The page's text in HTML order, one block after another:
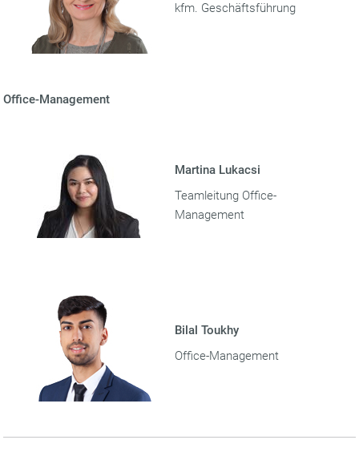
kfm. Geschäftsführung
Office-Management
Martina Lukacsi
Teamleitung Office-
Management
Bilal Toukhy
Office-Management